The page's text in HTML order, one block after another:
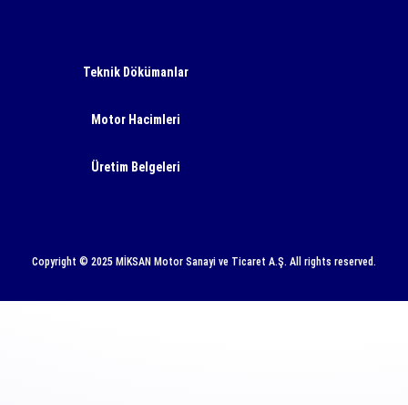
Teknik Dökümanlar
Motor Hacimleri
Üretim Belgeleri
Copyright © 2025 MİKSAN Motor Sanayi ve Ticaret A.Ş. All rights reserved.